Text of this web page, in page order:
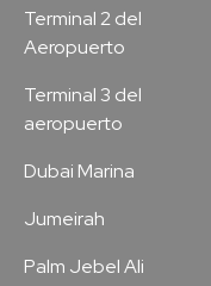
Terminal 2 del
Aeropuerto
Terminal 3 del
aeropuerto
Dubai Marina
Jumeirah
Palm Jebel Ali